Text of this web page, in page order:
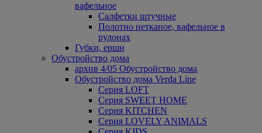
вафельное
Салфетки штучные
Полотно нетканое, вафельное в
рулонах
Губки, ерши
Обустройство дома
архив 4/05 Обустройство дома
Обустройство дома Verda Line
Серия LOFT
Серия SWEET HOME
Серия KITCHEN
Серия LOVELY ANIMALS